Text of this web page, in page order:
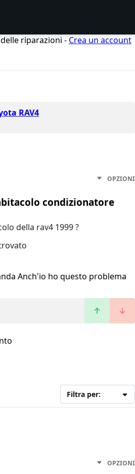
riparazioni - Crea un account
RAV4
OPZIONI
condizionatore
della rav4 1999 ?
Anch'io ho questo problema
Filtra per:
OPZIONI